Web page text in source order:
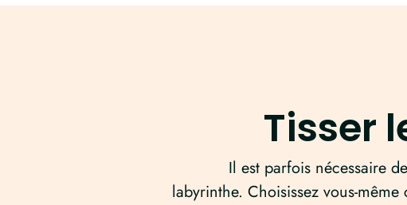
Tisser
Il est parfois nécessaire
labyrinthe. Choisissez vous-